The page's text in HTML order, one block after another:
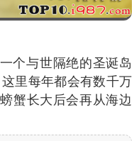
个与世隔绝的圣诞岛
里每年都会有数千万
蟹长大后会再从海边